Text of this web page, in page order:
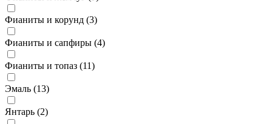
Фианиты и корунд (3)
Фианиты и сапфиры (4)
Фианиты и топаз (11)
Эмаль (13)
Янтарь (2)